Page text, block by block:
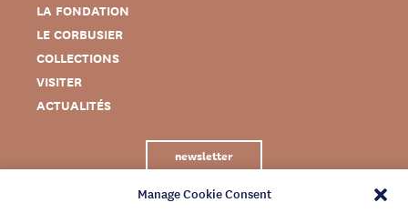
Manage Cookie Consent
LA FONDATION
LE CORBUSIER
COLLECTIONS
VISITER
ACTUALITÉS
newsletter